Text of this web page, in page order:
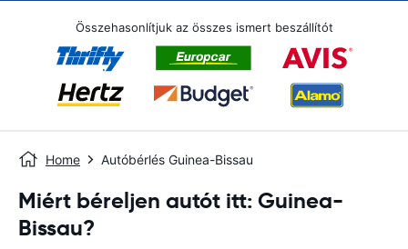
Összehasonlítjuk az összes ismert beszállítót
Home Autóbérlés Guinea-Bissau
Miért béreljen autót itt: Guinea-
Bissau?